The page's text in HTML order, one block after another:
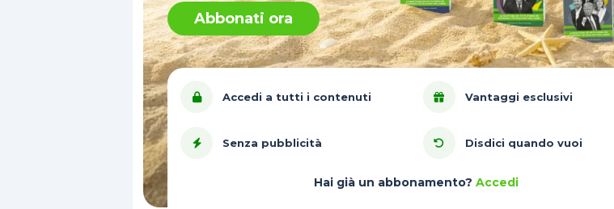
Abbonati ora
Accedi a tutti i contenuti Vantaggi esclusivi
Senza pubblicità Disdici quando vuoi
Hai già un abbonamento? Accedi